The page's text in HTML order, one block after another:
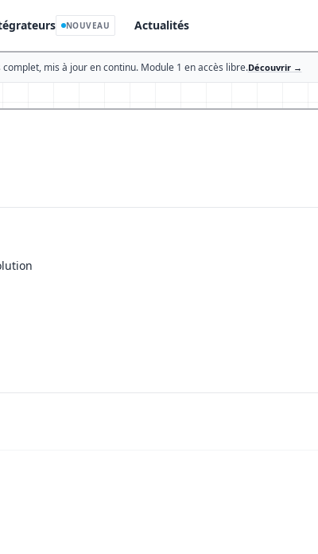
NOUVEAU Actualités
complet, mis à jour en continu. Module 1 en accès libre.Découvrir →